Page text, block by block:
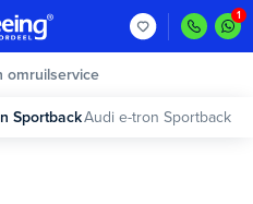
omruilservice
SportbackAudi e-tron Sportback